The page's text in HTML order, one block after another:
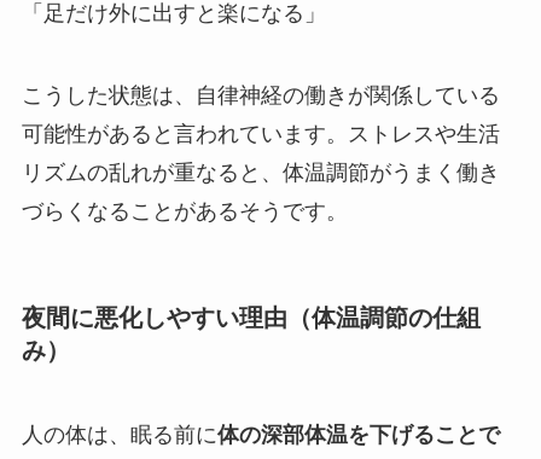
「足だけ外に出すと楽になる」
こうした状態は、自律神経の働きが関係している
可能性があると言われています。ストレスや生活
リズムの乱れが重なると、体温調節がうまく働き
づらくなることがあるそうです。
夜間に悪化しやすい理由（体温調節の仕組
み）
人の体は、眠る前に体の深部体温を下げることで